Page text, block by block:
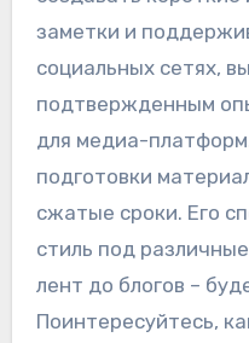
заметки и
социальных сетях,
подтвержденным
для медиа-
подготовки
сжатые сроки. Его
стиль под
лент до блогов –
Поинтересуйтесь,